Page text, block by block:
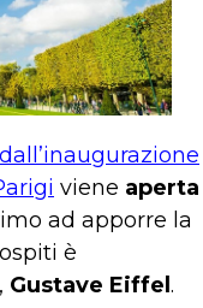
viene aperta
ad apporre la
è
Gustave Eiffel .